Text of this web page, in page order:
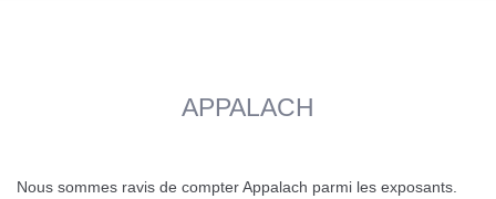
APPALACH
Nous sommes ravis de compter Appalach parmi les exposants.